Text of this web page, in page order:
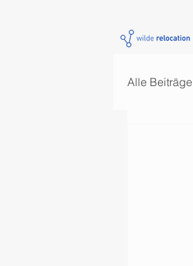
Alle Beiträge